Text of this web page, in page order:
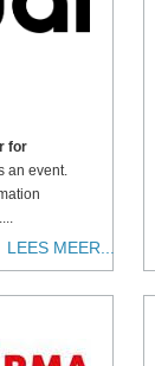
for
an event.
LEES MEER...